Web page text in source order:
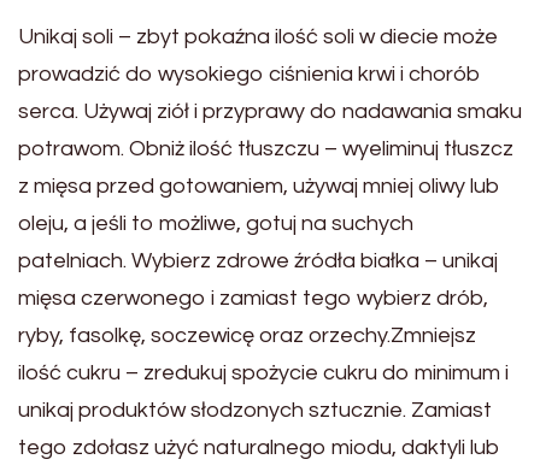
Unikaj soli – zbyt pokaźna ilość soli w diecie może
prowadzić do wysokiego ciśnienia krwi i chorób
serca. Używaj ziół i przyprawy do nadawania smaku
potrawom. Obniż ilość tłuszczu – wyeliminuj tłuszcz
z mięsa przed gotowaniem, używaj mniej oliwy lub
oleju, a jeśli to możliwe, gotuj na suchych
patelniach. Wybierz zdrowe źródła białka – unikaj
mięsa czerwonego i zamiast tego wybierz drób,
ryby, fasolkę, soczewicę oraz orzechy.Zmniejsz
ilość cukru – zredukuj spożycie cukru do minimum i
unikaj produktów słodzonych sztucznie. Zamiast
tego zdołasz użyć naturalnego miodu, daktyli lub